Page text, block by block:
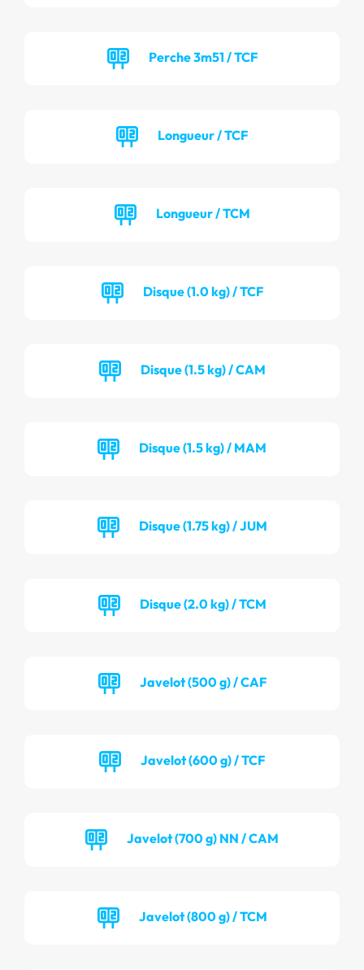
Perche 3m51 / TCF
Longueur / TCF
Longueur / TCM
Disque (1.0 kg) / TCF
Disque (1.5 kg) / CAM
Disque (1.5 kg) / MAM
Disque (1.75 kg) / JUM
Disque (2.0 kg) / TCM
Javelot (500 g) / CAF
Javelot (600 g) / TCF
Javelot (700 g) NN / CAM
Javelot (800 g) / TCM